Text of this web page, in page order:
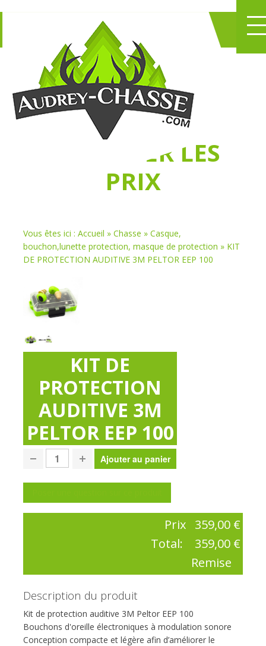
NE PERDEZ PLUS
DE TEMPS
CHASSER LES
PRIX
Vous êtes ici : Accueil » Chasse » Casque,
bouchon,lunette protection, masque de protection » KIT
DE PROTECTION AUDITIVE 3M PELTOR EEP 100
KIT DE
PROTECTION
AUDITIVE 3M
PELTOR EEP 100
Prix 359,00 €
Total:
359,00 €
Remise
Description du produit
Kit de protection auditive 3M Peltor EEP 100
Bouchons d'oreille électroniques à modulation sonore
Conception compacte et légère afin d’améliorer le